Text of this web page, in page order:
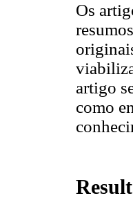
Os
artigo
como